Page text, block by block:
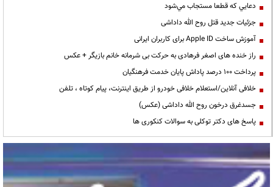
دعايي كه قطعا مستجاب مي‌شود
جزئیات جدید قتل روح الله داداشی
آموزش ساخت Apple ID برای کاربران ایرانی
راز خنده های اصغر فرهادی به حرکت بی شرمانه خانم بازیگر + عکس
پرداخت ۱۰۰ درصد پاداش پایان خدمت فرهنگیان
خلافی آنلاین/استعلام خلافی خودرو از طریق اینترنت، پیام کوتاه ، تلفن
جسدغرق درخون روح الله داداشی (عکس)
پاسخ های دکتر توکلی به سوالات کنکوری ها